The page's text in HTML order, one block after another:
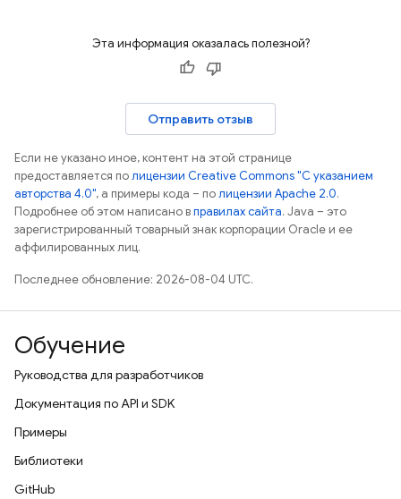
Эта информация оказалась полезной?
Отправить отзыв
Если не указано иное, контент на этой странице
предоставляется полицензии Creative Commons "С указанием
авторства 4.0", а примеры кода – полицензии Apache 2.0.
Подробнее об этом написано вправилах сайта. Java – это
зарегистрированный товарный знак корпорации Oracle и ее
аффилированных лиц.
Последнее обновление: 2026-08-04 UTC.
Обучение
Руководства для разработчиков
Документация по API и SDK
Примеры
Библиотеки
GitHub